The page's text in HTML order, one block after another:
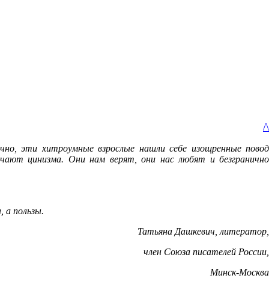
/\
эти хитроумные взрослые нашли себе изощренные повод
цинизма. Они нам верят, они нас любят и безгранично
а пользы.
Татьяна Дашкевич, литератор,
член Союза писателей России
Минск-Москва